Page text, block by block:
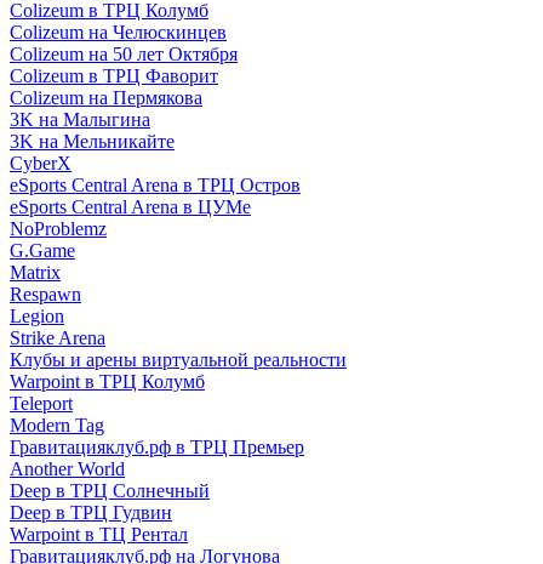
Colizeum в ТРЦ Колумб
Colizeum на Челюскинцев
Colizeum на 50 лет Октября
Colizeum в ТРЦ Фаворит
Colizeum на Пермякова
3K на Малыгина
3K на Мельникайте
CyberX
eSports Central Arena в ТРЦ Остров
eSports Central Arena в ЦУМе
NoProblemz
G.Game
Matrix
Respawn
Legion
Strike Arena
Клубы и арены виртуальной реальности
Warpoint в ТРЦ Колумб
Teleport
Modern Tag
Гравитацияклуб.рф в ТРЦ Премьер
Another World
Deep в ТРЦ Солнечный
Deep в ТРЦ Гудвин
Warpoint в ТЦ Рентал
Гравитацияклуб.рф на Логунова